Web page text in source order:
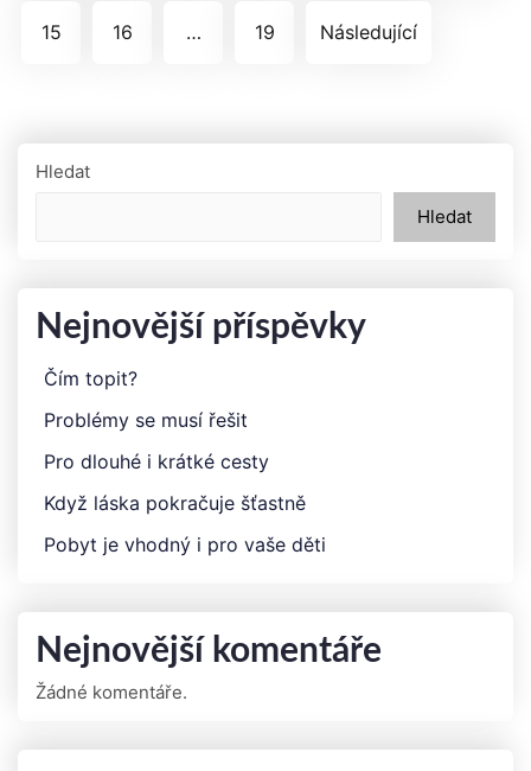
15 16 … 19 Následující
Hledat
Hledat
Nejnovější příspěvky
Čím topit?
Problémy se musí řešit
Pro dlouhé i krátké cesty
Když láska pokračuje šťastně
Pobyt je vhodný i pro vaše děti
Nejnovější komentáře
Žádné komentáře.